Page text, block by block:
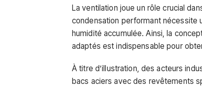
La ventilation joue un rôle crucial
condensation performant nécessite
humidité accumulée. Ainsi, la
adaptés est indispensable pour
À titre d’illustration, des acteurs
bacs aciers avec des revêtements